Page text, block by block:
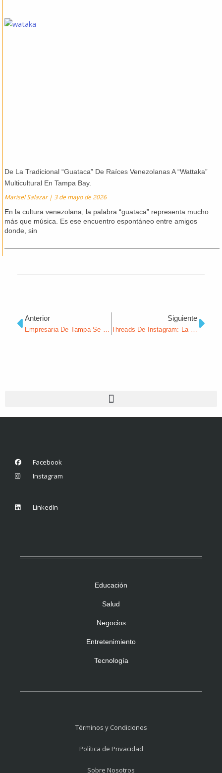
De La Tradicional “Guataca” De Raíces Venezolanas A “Wattaka”
Multicultural En Tampa Bay.
Marisel Salazar 3 de mayo de 2026
En la cultura venezolana, la palabra “guataca” representa mucho
más que música. Es ese encuentro espontáneo entre amigos
donde, sin
Anterior
Empresaria De Tampa Se Destaca Por Su Valentía Y Compromiso Con El Empoderamiento Femenino
Siguiente
Threads De Instagram: La Revolución Del Microblogging Que Desafía A Twitter
Facebook
Instagram
LinkedIn
Educación
Salud
Negocios
Entretenimiento
Tecnología
Términos y Condiciones
Política de Privacidad
Sobre Nosotros